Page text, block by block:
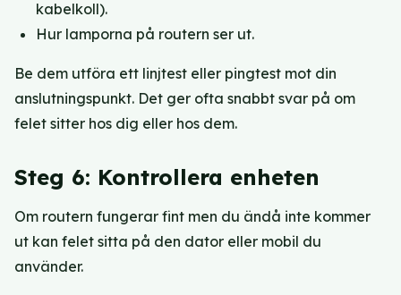
kabelkoll).
Hur lamporna på routern ser ut.
Be dem utföra ett linjtest eller pingtest mot din
anslutningspunkt. Det ger ofta snabbt svar på om
felet sitter hos dig eller hos dem.
Steg 6: Kontrollera enheten
Om routern fungerar fint men du ändå inte kommer
ut kan felet sitta på den dator eller mobil du
använder.